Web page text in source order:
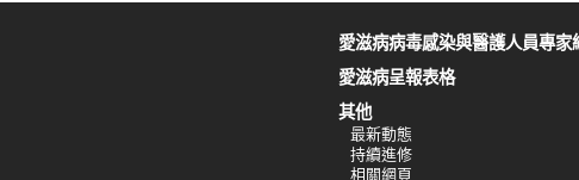
愛滋病病毒感染與醫護人員專家
愛滋病呈報表格
其他
最新動態
持續進修
相關網頁